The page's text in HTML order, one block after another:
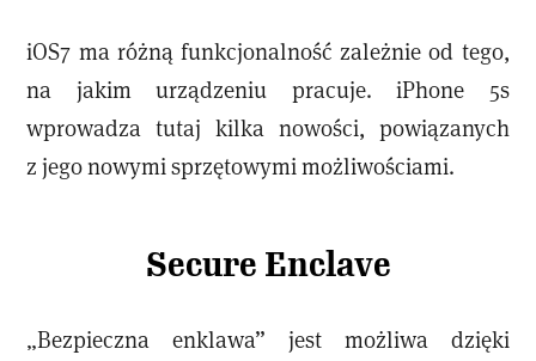
iOS7 ma różną funkcjonalność zależnie od tego,
na jakim urządzeniu pracuje. iPhone 5s
wprowadza tutaj kilka nowości, powiązanych
z jego nowymi sprzętowymi możliwościami.
Secure Enclave
„Bezpieczna enklawa” jest możliwa dzięki